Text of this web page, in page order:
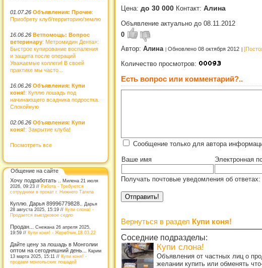
01.07.26 Объявления: Прочее:
Приобрету клуб/территорию/землю
16.06.26 Ветпомощь: Вопрос
ветеринару: Метромидин Дента»:
Быстрое купирование воспаления
и защита после операций
Уважаемые коллеги! В своей
практике мы часто...
16.06.26 Объявления: Купи
коня!: Куплю лошадь под
начинающего всадника подростка.
Спокойную
02.06.26 Объявления: Купи
коня!: Закрытие клуба!
Посмотреть все
Общение на сайте
Хочу подработать .. Милена 21 июля
2026, 09:23 // Работа - Требуются
сотрудники в прокат г. Нижнего Тагила
Куплю. Дарья 89996779828..
Дарья
28 августа 2025, 15:19 // Купи слона! -
Продается выездковое седло
Продан... Снежана 26 апреля 2025,
19:59 // Купи коня! - Жеребчик.18.03.22
Дайте цену за лошадь в Монголии
оптом на сегодняшний день... Карим
13 марта 2025, 15:11 // Купи коня! -
продаем монгольских лошадей
Цена: до 30 000 Контакт: Алина
Объявление актуально до 08.11.2012
0
Автор: Алина Обновлено 08 октября 2012
Количество просмотров:
Есть вопрос или комментарий?..
Сообщение только для автора
Ваше имя Электронная
Получать почтовые уведомления об ответах:
Вернуться в раздел Купи коня!
Соседние подразделы:
Купи слона!
Объявления от частных лиц о
желании купить или обменять